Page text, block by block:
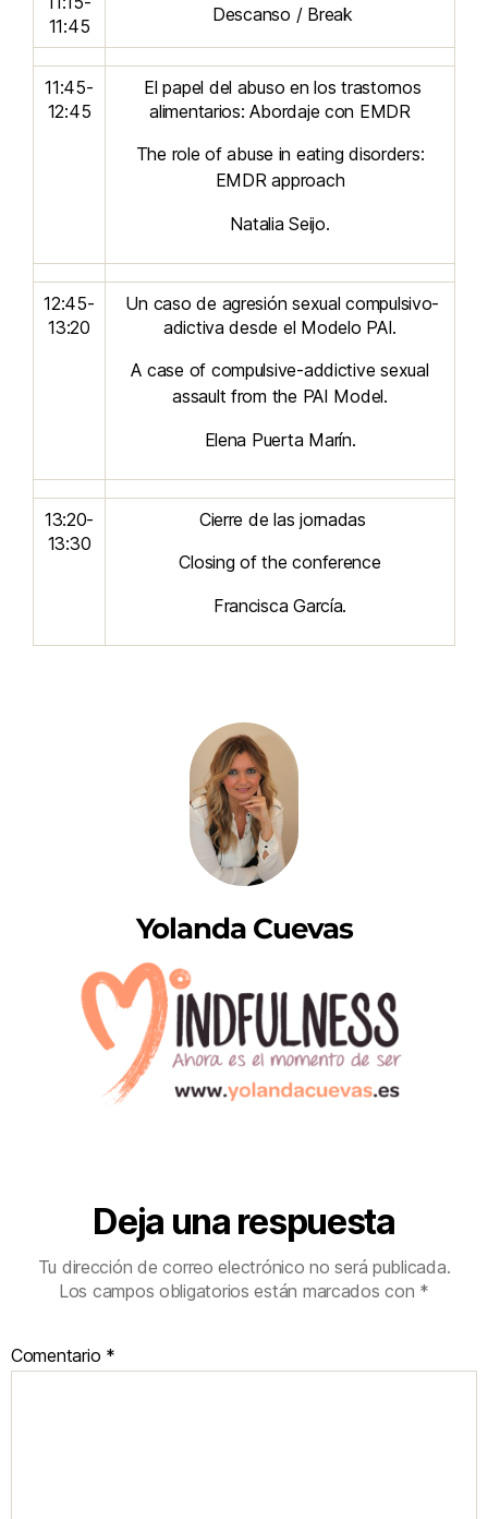
11:45
Descanso / Break
11:45-
12:45
El papel del abuso en los trastornos
alimentarios: Abordaje con EMDR
The role of abuse in eating disorders:
EMDR approach
Natalia Seijo.
12:45-
13:20
Un caso de agresión sexual compulsivo-
adictiva desde el Modelo PAI.
A case of compulsive-addictive sexual
assault from the PAI Model.
Elena Puerta Marín.
13:20-
13:30
Cierre de las jornadas
Closing of the conference
Francisca García.
Yolanda Cuevas
Deja una respuesta
Tu dirección de correo electrónico no será publicada.
Los campos obligatorios están marcados con *
Comentario *